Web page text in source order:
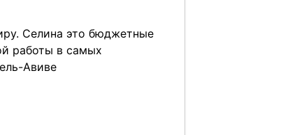
Селина это бюджетные
работы в самых
Авиве